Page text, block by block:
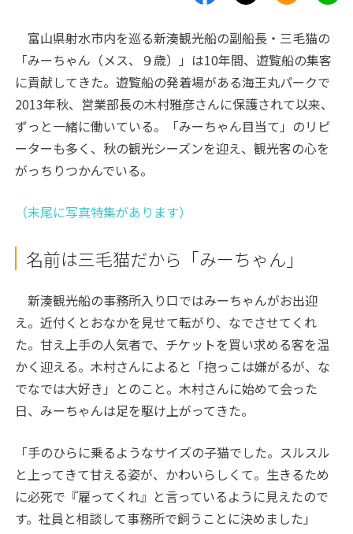
富山県射水市内を巡る新湊観光船の副船長・三毛猫の
「みーちゃん（メス、９歳）」は10年間、遊覧船の集客
に貢献してきた。遊覧船の発着場がある海王丸パークで
2013年秋、営業部長の木村雅彦さんに保護されて以来、
ずっと一緒に働いている。「みーちゃん目当て」のリピ
ーターも多く、秋の観光シーズンを迎え、観光客の心を
がっちりつかんでいる。
（末尾に写真特集があります）
名前は三毛猫だから「みーちゃん」
新湊観光船の事務所入り口ではみーちゃんがお出迎
え。近付くとおなかを見せて転がり、なでさせてくれ
た。甘え上手の人気者で、チケットを買い求める客を温
かく迎える。木村さんによると「抱っこは嫌がるが、な
でなでは大好き」とのこと。木村さんに始めて会った
日、みーちゃんは足を駆け上がってきた。
「手のひらに乗るようなサイズの子猫でした。スルスル
と上ってきて甘える姿が、かわいらしくて。生きるため
に必死で『雇ってくれ』と言っているように見えたので
す。社員と相談して事務所で飼うことに決めました」